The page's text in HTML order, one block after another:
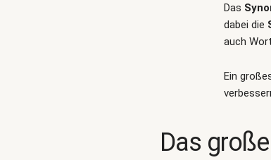
Das
dabei die
auch
Ein
Das